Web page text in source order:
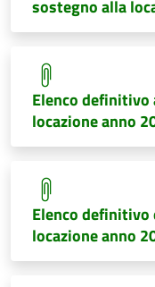
sostegno alla
Elenco
locazione anno
Elenco
locazione anno